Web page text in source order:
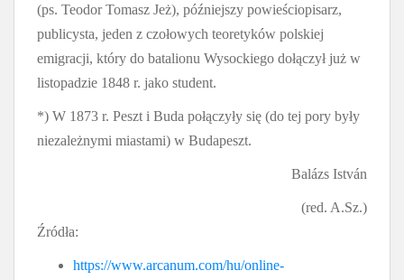
(ps. Teodor Tomasz Jeż), późniejszy powieściopisarz,
publicysta, jeden z czołowych teoretyków polskiej
emigracji, który do batalionu Wysockiego dołączył już w
listopadzie 1848 r. jako student.
*) W 1873 r. Peszt i Buda połączyły się (do tej pory były
niezależnymi miastami) w Budapeszt.
Balázs István
(red. A.Sz.)
Źródła:
https://www.arcanum.com/hu/online-